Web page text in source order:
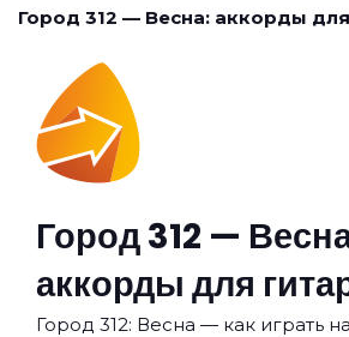
Город 312 — Весна: аккорды
Город 312 —
аккорды для
Город 312: Весна — как играть